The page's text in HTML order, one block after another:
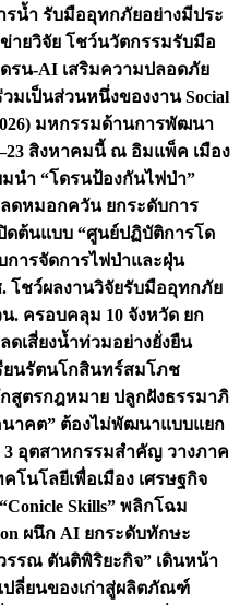
น้ำ รับมืออุทกภัยอย่างมีประ
ายวิจัย โชว์นวัตกรรมรับมือ
รน-AI เสริมความปลอดภัย
มเป็นส่วนหนึ่งของงาน Social
มหกรรมด้านการพัฒนา
สิงหาคมนี้ ณ อิมแพ็ค เมือง
นำ “โดรนป้องกันไฟป่า”
ดหมอกควัน ยกระดับการ
ดต้นแบบ “ศูนย์ปฏิบัติการโด
การจัดการไฟป่าและฝุ่น
โชว์ผลงานวิจัยรับมืออุทกภัย
. ครอบคลุม 10 จังหวัด ยก
ดเสี่ยงน้ำท่วมอย่างยั่งยืน
ยนรัตนโกสินทร์สมโภช
สูตรกฎหมาย ปลูกฝังธรรมาภิ
นาคต” ต้องไม่พัฒนาแบบแยก
3 อุตสาหกรรมสำคัญ วางภาค
นโลยีเพื่อเมือง เศรษฐกิจ
Skills” พลิกโฉม
ผนึก AI ยกระดับทักษะ
รรณ ตันติพิริยะกิจ” เดินหน้า
เปลี่ยนของเก่าสู่ผลิตภัณฑ์